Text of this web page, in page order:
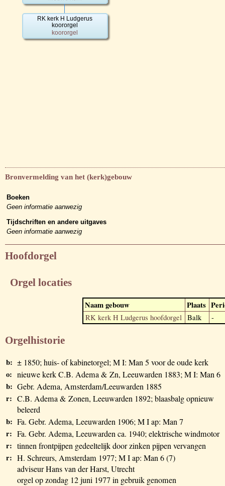
RK kerk H Ludgerus
koororgel
koororgel
Bronvermelding van het (kerk)gebouw
Boeken
Geen informatie aanwezig
Tijdschriften en andere uitgaves
Geen informatie aanwezig
Hoofdorgel
Orgel locaties
Naam gebouw Plaats
RK kerk H Ludgerus hoofdorgel Balk -
Orgelhistorie
b: ± 1850; huis- of kabinetorgel; M I: Man 5 voor de oude kerk
o: nieuwe kerk C.B. Adema & Zn, Leeuwarden 1883; M I: Man 6
b: Gebr. Adema, Amsterdam/Leeuwarden 1885
r: C.B. Adema & Zonen, Leeuwarden 1892; blaasbalg opnieuw
beleerd
b: Fa. Gebr. Adema, Leeuwarden 1906; M I ap: Man 7
r: Fa. Gebr. Adema, Leeuwarden ca. 1940; elektrische windmotor
r: tinnen frontpijpen gedeeltelijk door zinken pijpen vervangen
r: H. Schreurs, Amsterdam 1977; M I ap: Man 6 (7)
adviseur Hans van der Harst, Utrecht
orgel op zondag 12 juni 1977 in gebruik genomen